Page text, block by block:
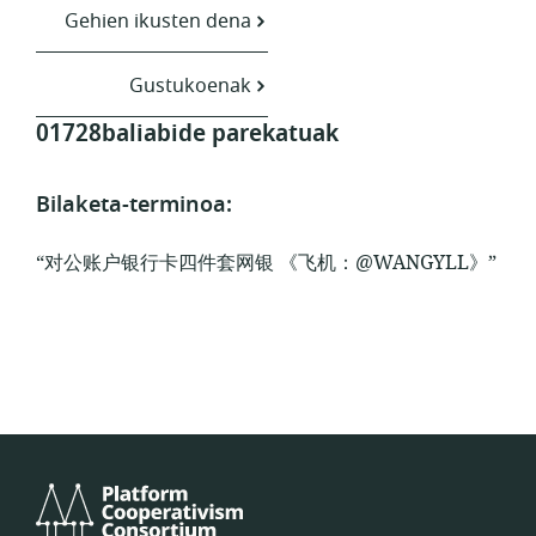
Gehien ikusten dena
Gustukoenak
01728baliabide parekatuak
Bilaketa-terminoa:
“对公账户银行卡四件套网银 《飞机：@WANGYLL》”